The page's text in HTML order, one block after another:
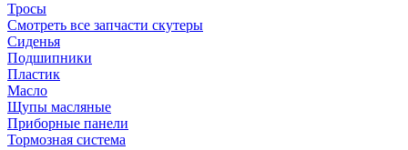
Тросы
Смотреть все запчасти скутеры
Сиденья
Подшипники
Пластик
Масло
Щупы масляные
Приборные панели
Тормозная система